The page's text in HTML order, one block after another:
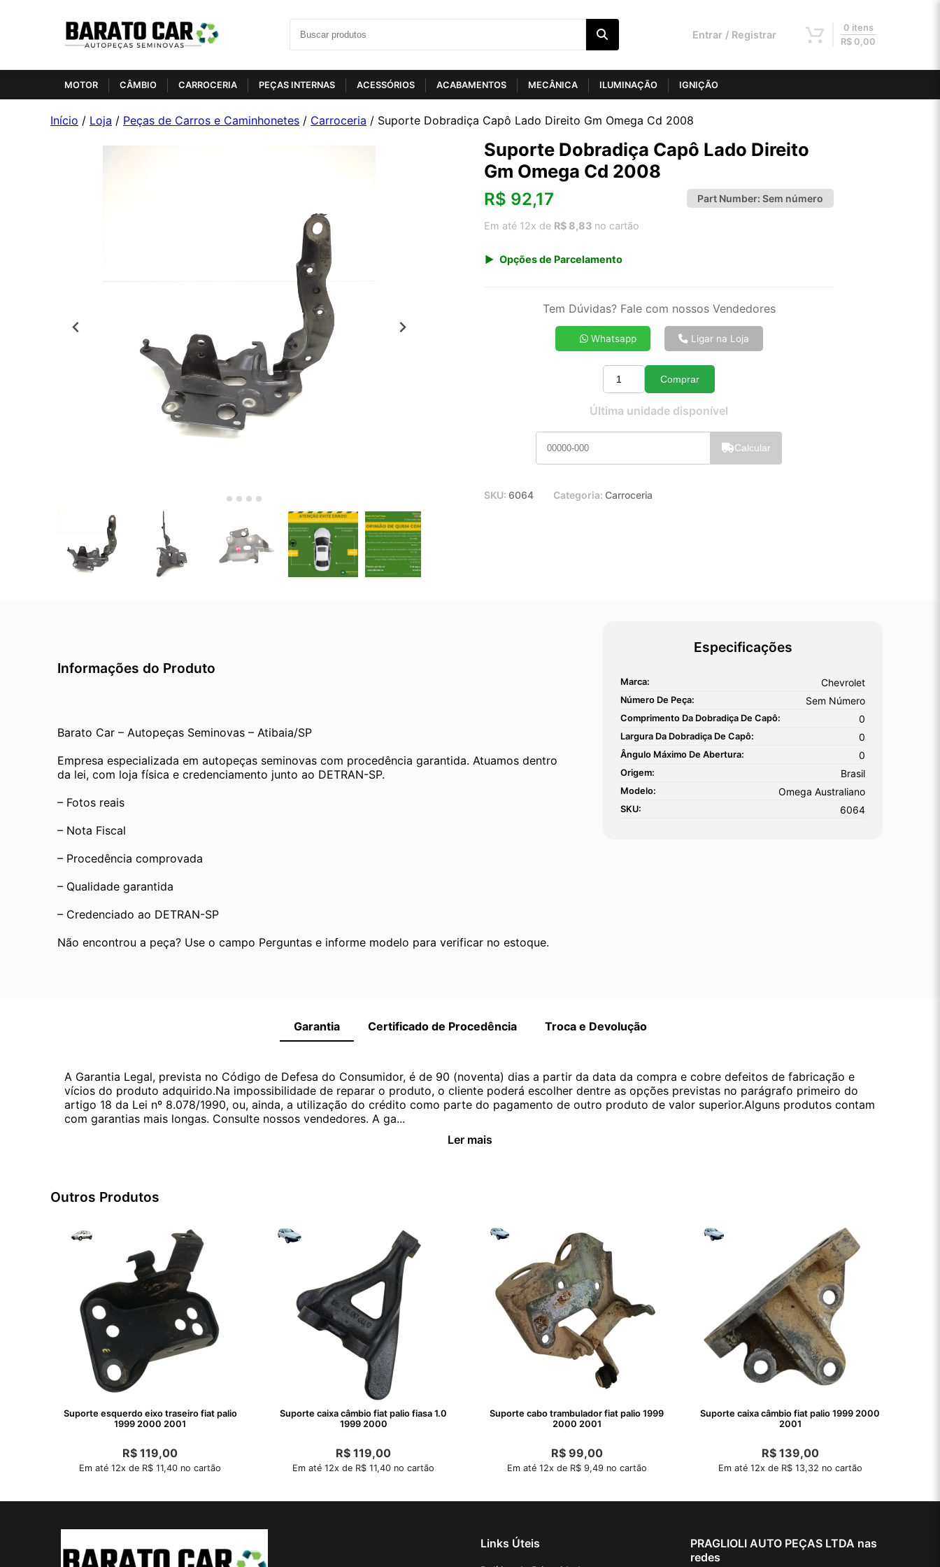
Entrar / Registrar
0 itens
R$ 0,00
MOTOR CÂMBIO CARROCERIA PEÇAS INTERNAS ACESSÓRIOS ACABAMENTOS MECÂNICA ILUMINAÇÃO IGNIÇÃO
Início / Loja / Peças de Carros e Caminhonetes / Carroceria / Suporte Dobradiça Capô Lado Direito Gm Omega Cd 2008
Suporte Dobradiça Capô Lado Direito
Gm Omega Cd 2008
R$ 92,17 Part Number: Sem número
Em até 12x de R$ 8,83 no cartão
Opções de Parcelamento
8x de R$ 12,88
10x de R$ 10,44
12x de R$ 8,83
Tem Dúvidas? Fale com nossos Vendedores
Whatsapp Ligar na Loja
Quantidade
Comprar
Última unidade disponível
Calcular
SKU: 6064 Categoria: Carroceria
Informações do Produto
Barato Car – Autopeças Seminovas – Atibaia/SP
Empresa especializada em autopeças seminovas com procedência garantida. Atuamos dentro
da lei, com loja física e credenciamento junto ao DETRAN-SP.
– Fotos reais
– Nota Fiscal
– Procedência comprovada
– Qualidade garantida
– Credenciado ao DETRAN-SP
Não encontrou a peça? Use o campo Perguntas e informe modelo para verificar no estoque.
Especificações
Marca: Chevrolet
Número De Peça: Sem Número
Comprimento Da Dobradiça De Capô: 0
Largura Da Dobradiça De Capô: 0
Ângulo Máximo De Abertura: 0
Origem: Brasil
Modelo: Omega Australiano
SKU: 6064
Garantia Certificado de Procedência Troca e Devolução
A Garantia Legal, prevista no Código de Defesa do Consumidor, é de 90 (noventa) dias a partir da data da compra e cobre defeitos de fabricação e
vícios do produto adquirido.Na impossibilidade de reparar o produto, o cliente poderá escolher dentre as opções previstas no parágrafo primeiro do
artigo 18 da Lei nº 8.078/1990, ou, ainda, a utilização do crédito como parte do pagamento de outro produto de valor superior.Alguns produtos contam
com garantias mais longas. Consulte nossos vendedores. A ga...
Ler mais
Outros Produtos
Suporte esquerdo eixo traseiro fiat palio
1999 2000 2001
R$ 119,00
Em até 12x de R$ 11,40 no cartão
Suporte caixa câmbio fiat palio fiasa 1.0
1999 2000
R$ 119,00
Em até 12x de R$ 11,40 no cartão
Suporte cabo trambulador fiat palio 1999
2000 2001
R$99,00
Em até 12x de R$ 9,49 no cartão
Suporte caixa câmbio fiat palio 1999 2000
2001
R$139,00
Em até 12x de R$ 13,32 no cartão
Links Úteis
PRAGLIOLI AUTO PEÇAS LTDA nas
redes